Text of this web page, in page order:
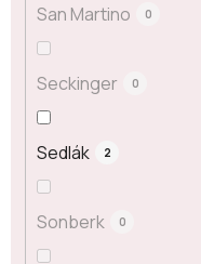
San Martino 0
Seckinger 0
Sedlák 2
Sonberk 0